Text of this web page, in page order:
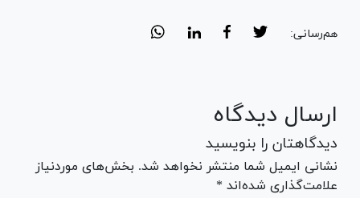
هم‌رسانی:
ارسال دیدگاه
دیدگاهتان را بنویسید
نشانی ایمیل شما منتشر نخواهد شد. بخش‌های موردنیاز
علامت‌گذاری شده‌اند *